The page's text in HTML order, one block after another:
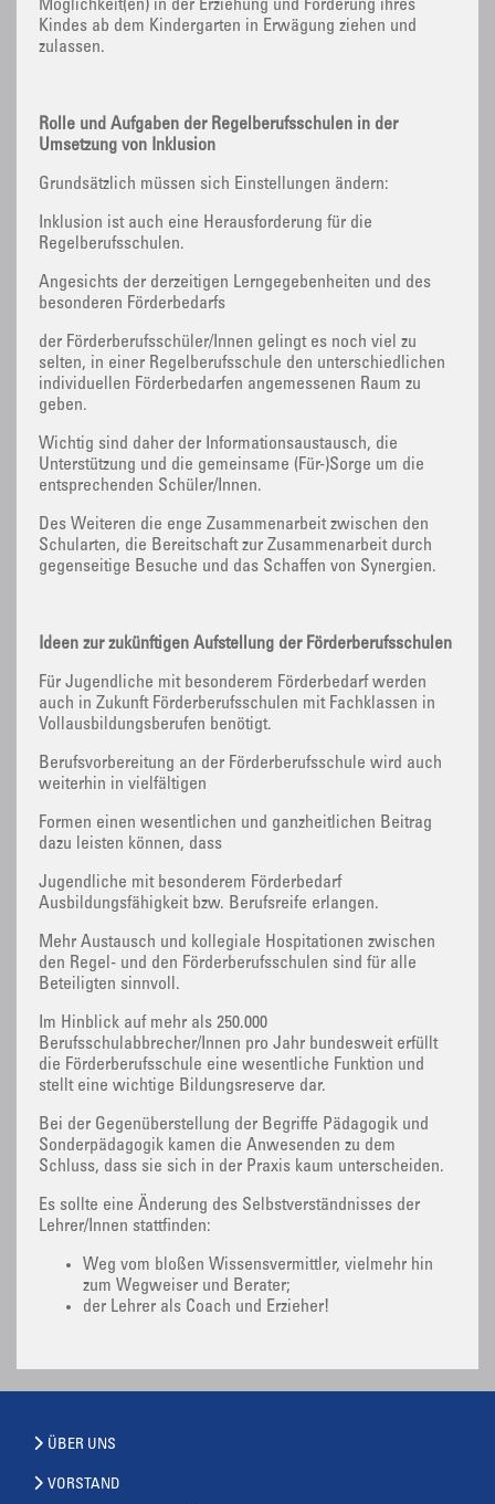
Möglichkeit(en) in der Erziehung und Förderung ihres
Kindes ab dem Kindergarten in Erwägung ziehen und
zulassen.
Rolle und Aufgaben der Regelberufsschulen in der
Umsetzung von Inklusion
Grundsätzlich müssen sich Einstellungen ändern:
Inklusion ist auch eine Herausforderung für die
Regelberufsschulen.
Angesichts der derzeitigen Lerngegebenheiten und des
besonderen Förderbedarfs
der Förderberufsschüler/Innen gelingt es noch viel zu
selten, in einer Regelberufsschule den unterschiedlichen
individuellen Förderbedarfen angemessenen Raum zu
geben.
Wichtig sind daher der Informationsaustausch, die
Unterstützung und die gemeinsame (Für-)Sorge um die
entsprechenden Schüler/Innen.
Des Weiteren die enge Zusammenarbeit zwischen den
Schularten, die Bereitschaft zur Zusammenarbeit durch
gegenseitige Besuche und das Schaffen von Synergien.
Ideen zur zukünftigen Aufstellung der Förderberufsschulen
Für Jugendliche mit besonderem Förderbedarf werden
auch in Zukunft Förderberufsschulen mit Fachklassen in
Vollausbildungsberufen benötigt.
Berufsvorbereitung an der Förderberufsschule wird auch
weiterhin in vielfältigen
Formen einen wesentlichen und ganzheitlichen Beitrag
dazu leisten können, dass
Jugendliche mit besonderem Förderbedarf
Ausbildungsfähigkeit bzw. Berufsreife erlangen.
Mehr Austausch und kollegiale Hospitationen zwischen
den Regel- und den Förderberufsschulen sind für alle
Beteiligten sinnvoll.
Im Hinblick auf mehr als 250.000
Berufsschulabbrecher/Innen pro Jahr bundesweit erfüllt
die Förderberufsschule eine wesentliche Funktion und
stellt eine wichtige Bildungsreserve dar.
Bei der Gegenüberstellung der Begriffe Pädagogik und
Sonderpädagogik kamen die Anwesenden zu dem
Schluss, dass sie sich in der Praxis kaum unterscheiden.
Es sollte eine Änderung des Selbstverständnisses der
Lehrer/Innen stattfinden:
Weg vom bloßen Wissensvermittler, vielmehr hin
zum Wegweiser und Berater;
der Lehrer als Coach und Erzieher!
ÜBER UNS
VORSTAND